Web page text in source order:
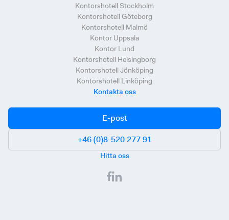
Kontorshotell Stockholm
Kontorshotell Göteborg
Kontorshotell Malmö
Kontor Uppsala
Kontor Lund
Kontorshotell Helsingborg
Kontorshotell Jönköping
Kontorshotell Linköping
Kontakta oss
E-post
+46 (0)8-520 277 91
Hitta oss